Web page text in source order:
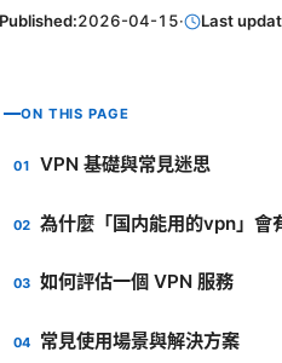
Published:2026-04-15· Last
ON THIS PAGE
VPN 基礎與常見迷思
為什麼「国内能用的vpn」會
如何評估一個 VPN 服務
常見使用場景與解決方案